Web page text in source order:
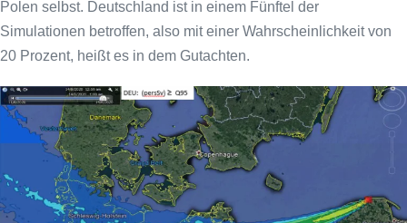
Polen selbst. Deutschland ist in einem Fünftel der
Simulationen betroffen, also mit einer Wahrscheinlichkeit von
20 Prozent, heißt es in dem Gutachten.